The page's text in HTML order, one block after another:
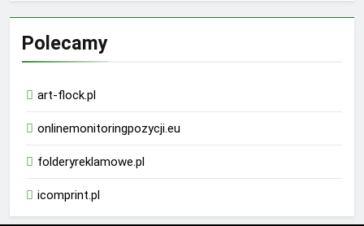
Polecamy
art-flock.pl
onlinemonitoringpozycji.eu
folderyreklamowe.pl
icomprint.pl